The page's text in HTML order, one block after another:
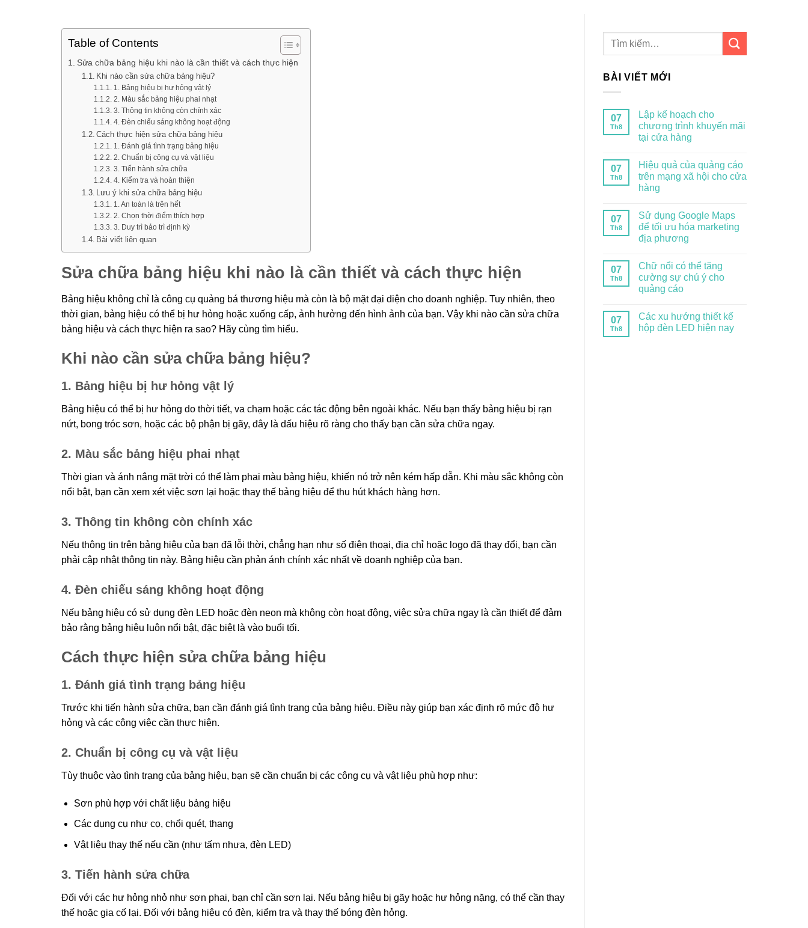
Table of Contents
Sửa chữa bảng hiệu khi nào là cần thiết và cách thực hiện
Khi nào cần sửa chữa bảng hiệu?
1. Bảng hiệu bị hư hỏng vật lý
2. Màu sắc bảng hiệu phai nhạt
3. Thông tin không còn chính xác
4. Đèn chiếu sáng không hoạt động
Cách thực hiện sửa chữa bảng hiệu
1. Đánh giá tình trạng bảng hiệu
2. Chuẩn bị công cụ và vật liệu
3. Tiến hành sửa chữa
4. Kiểm tra và hoàn thiện
Lưu ý khi sửa chữa bảng hiệu
1. An toàn là trên hết
2. Chọn thời điểm thích hợp
3. Duy trì bảo trì định kỳ
Bài viết liên quan
Sửa chữa bảng hiệu khi nào là cần thiết và cách thực hiện
Bảng hiệu không chỉ là công cụ quảng bá thương hiệu mà còn là bộ mặt đại diện cho doanh nghiệp. Tuy nhiên, theo
thời gian, bảng hiệu có thể bị hư hỏng hoặc xuống cấp, ảnh hưởng đến hình ảnh của bạn. Vậy khi nào cần sửa chữa
bảng hiệu và cách thực hiện ra sao? Hãy cùng tìm hiểu.
Khi nào cần sửa chữa bảng hiệu?
1. Bảng hiệu bị hư hỏng vật lý
Bảng hiệu có thể bị hư hỏng do thời tiết, va chạm hoặc các tác động bên ngoài khác. Nếu bạn thấy bảng hiệu bị rạn
nứt, bong tróc sơn, hoặc các bộ phận bị gãy, đây là dấu hiệu rõ ràng cho thấy bạn cần sửa chữa ngay.
2. Màu sắc bảng hiệu phai nhạt
Thời gian và ánh nắng mặt trời có thể làm phai màu bảng hiệu, khiến nó trở nên kém hấp dẫn. Khi màu sắc không còn
nổi bật, bạn cần xem xét việc sơn lại hoặc thay thế bảng hiệu để thu hút khách hàng hơn.
3. Thông tin không còn chính xác
Nếu thông tin trên bảng hiệu của bạn đã lỗi thời, chẳng hạn như số điện thoại, địa chỉ hoặc logo đã thay đổi, bạn cần
phải cập nhật thông tin này. Bảng hiệu cần phản ánh chính xác nhất về doanh nghiệp của bạn.
4. Đèn chiếu sáng không hoạt động
Nếu bảng hiệu có sử dụng đèn LED hoặc đèn neon mà không còn hoạt động, việc sửa chữa ngay là cần thiết để đảm
bảo rằng bảng hiệu luôn nổi bật, đặc biệt là vào buổi tối.
Cách thực hiện sửa chữa bảng hiệu
1. Đánh giá tình trạng bảng hiệu
Trước khi tiến hành sửa chữa, bạn cần đánh giá tình trạng của bảng hiệu. Điều này giúp bạn xác định rõ mức độ hư
hỏng và các công việc cần thực hiện.
2. Chuẩn bị công cụ và vật liệu
Tùy thuộc vào tình trạng của bảng hiệu, bạn sẽ cần chuẩn bị các công cụ và vật liệu phù hợp như:
Sơn phù hợp với chất liệu bảng hiệu
Các dụng cụ như cọ, chổi quét, thang
Vật liệu thay thế nếu cần (như tấm nhựa, đèn LED)
3. Tiến hành sửa chữa
Đối với các hư hỏng nhỏ như sơn phai, bạn chỉ cần sơn lại. Nếu bảng hiệu bị gãy hoặc hư hỏng nặng, có thể cần thay
thế hoặc gia cố lại. Đối với bảng hiệu có đèn, kiểm tra và thay thế bóng đèn hỏng.
BÀI VIẾT MỚI
07
Th8
Lập kế hoạch cho
chương trình khuyến mãi
tại cửa hàng
07
Th8
Hiệu quả của quảng cáo
trên mạng xã hội cho cửa
hàng
07
Th8
Sử dụng Google Maps
để tối ưu hóa marketing
địa phương
07
Th8
Chữ nổi có thể tăng
cường sự chú ý cho
quảng cáo
07
Th8
Các xu hướng thiết kế
hộp đèn LED hiện nay